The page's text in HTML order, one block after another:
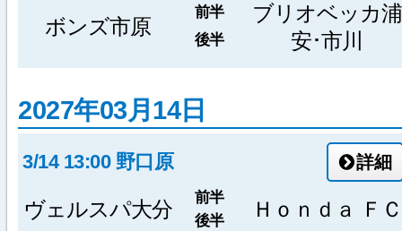
ボンズ市原
前半
ブリオベッカ浦
安･市川
後半
2027年03月14日
3/14 13:00 野口原 詳細
ヴェルスパ大分 前半 Ｈｏｎｄａ ＦＣ
後半